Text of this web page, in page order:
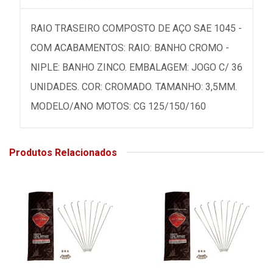
RAIO TRASEIRO COMPOSTO DE AÇO SAE 1045 -
COM ACABAMENTOS: RAIO: BANHO CROMO -
NIPLE: BANHO ZINCO. EMBALAGEM: JOGO C/ 36
UNIDADES. COR: CROMADO. TAMANHO: 3,5MM.
MODELO/ANO MOTOS: CG 125/150/160
Produtos Relacionados